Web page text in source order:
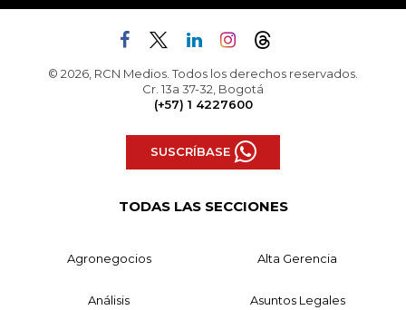
© 2026, RCN Medios. Todos los derechos reservados.
Cr. 13a 37-32, Bogotá
(+57) 1 4227600
SUSCRÍBASE
TODAS LAS SECCIONES
Agronegocios Alta Gerencia
Análisis Asuntos Legales